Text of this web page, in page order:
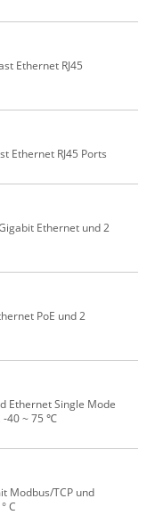
Ethernet RJ45
Ethernet RJ45 Ports
Ethernet und 2
PoE und 2
Ethernet Single Mode
-40 ~ 75 ℃
Modbus/TCP und
C